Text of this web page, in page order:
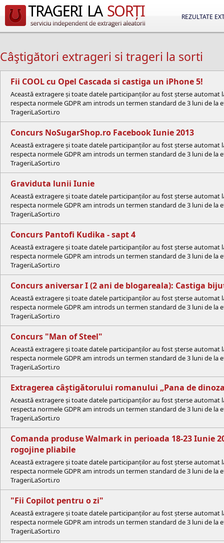
REZULTATE
Câştigători extrageri si trageri la sorti
Fii COOL cu Opel Cascada si castiga un iPhone 5!
Această extragere și toate datele participanților au fost șterse
respecta normele GDPR am introds un termen standard de 3 luni de
TrageriLaSorti.ro
Concurs NoSugarShop.ro Facebook Iunie 2013
Această extragere și toate datele participanților au fost șterse
respecta normele GDPR am introds un termen standard de 3 luni de
TrageriLaSorti.ro
Graviduta lunii Iunie
Această extragere și toate datele participanților au fost șterse
respecta normele GDPR am introds un termen standard de 3 luni de
TrageriLaSorti.ro
Concurs Pantofi Kudika - sapt 4
Această extragere și toate datele participanților au fost șterse
respecta normele GDPR am introds un termen standard de 3 luni de
TrageriLaSorti.ro
Concurs aniversar I (2 ani de blogareala): Castiga
Această extragere și toate datele participanților au fost șterse
respecta normele GDPR am introds un termen standard de 3 luni de
TrageriLaSorti.ro
Concurs "Man of Steel"
Această extragere și toate datele participanților au fost șterse
respecta normele GDPR am introds un termen standard de 3 luni de
TrageriLaSorti.ro
Extragerea câştigătorului romanului „Pana de
Această extragere și toate datele participanților au fost șterse
respecta normele GDPR am introds un termen standard de 3 luni de
TrageriLaSorti.ro
Comanda produse Walmark in perioada 18-23 Iunie
rogojine pliabile
Această extragere și toate datele participanților au fost șterse
respecta normele GDPR am introds un termen standard de 3 luni de
TrageriLaSorti.ro
"Fii Copilot pentru o zi"
Această extragere și toate datele participanților au fost șterse
respecta normele GDPR am introds un termen standard de 3 luni de
TrageriLaSorti.ro